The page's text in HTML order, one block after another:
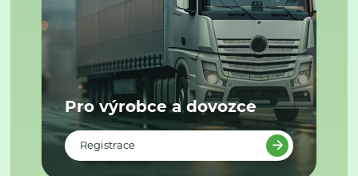
Pro výrobce a dovozce
Registrace